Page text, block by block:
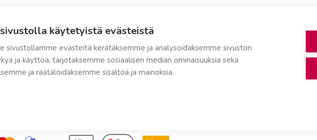
Tuotteen palautustilanteissa tulee ensin olla
käytetyistä evästeistä
sivustollamme evästeitä kerätäksemme ja analysoidaksemme sivuston
ja käyttöä, tarjotaksemme sosiaalisen median ominaisuuksia sekä
ja räätälöidäksemme sisältöä ja mainoksia.